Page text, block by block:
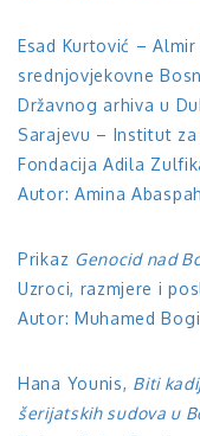
Esad Kurtović –
srednjovjekovne
Državnog arhiva u
Sarajevu – Institut
Fondacija Adila
Autor: Amina
Prikaz Genocid nad
Uzroci, razmjere i
Autor: Muhamed
Hana Younis, Biti
šerijatskih sudova u